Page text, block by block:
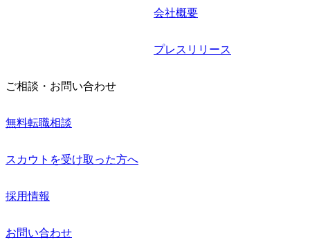
会社概要
プレスリリース
ご相談・お問い合わせ
無料転職相談
スカウトを受け取った方へ
採用情報
お問い合わせ